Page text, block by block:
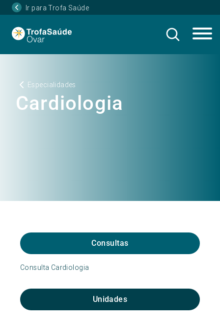
Ir para Trofa Saúde
Especialidades
Cardiologia
Consultas
Consulta Cardiologia
Unidades